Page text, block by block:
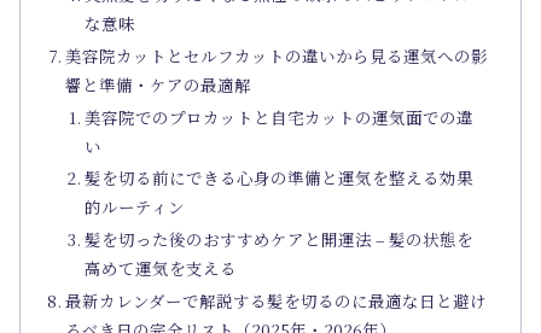
な意味
美容院カットとセルフカットの違いから見る運気への影
響と準備・ケアの最適解
美容院でのプロカットと自宅カットの運気面での違
い
髪を切る前にできる心身の準備と運気を整える効果
的ルーティン
髪を切った後のおすすめケアと開運法 – 髪の状態を
高めて運気を支える
最新カレンダーで解説する髪を切るのに最適な日と避け